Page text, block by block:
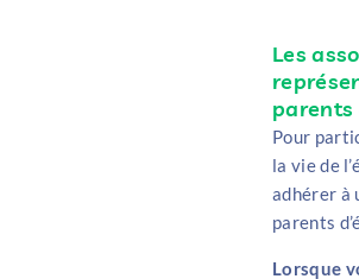
Les
parents
Pour
la vie de
adhérer à
parents
Lorsque